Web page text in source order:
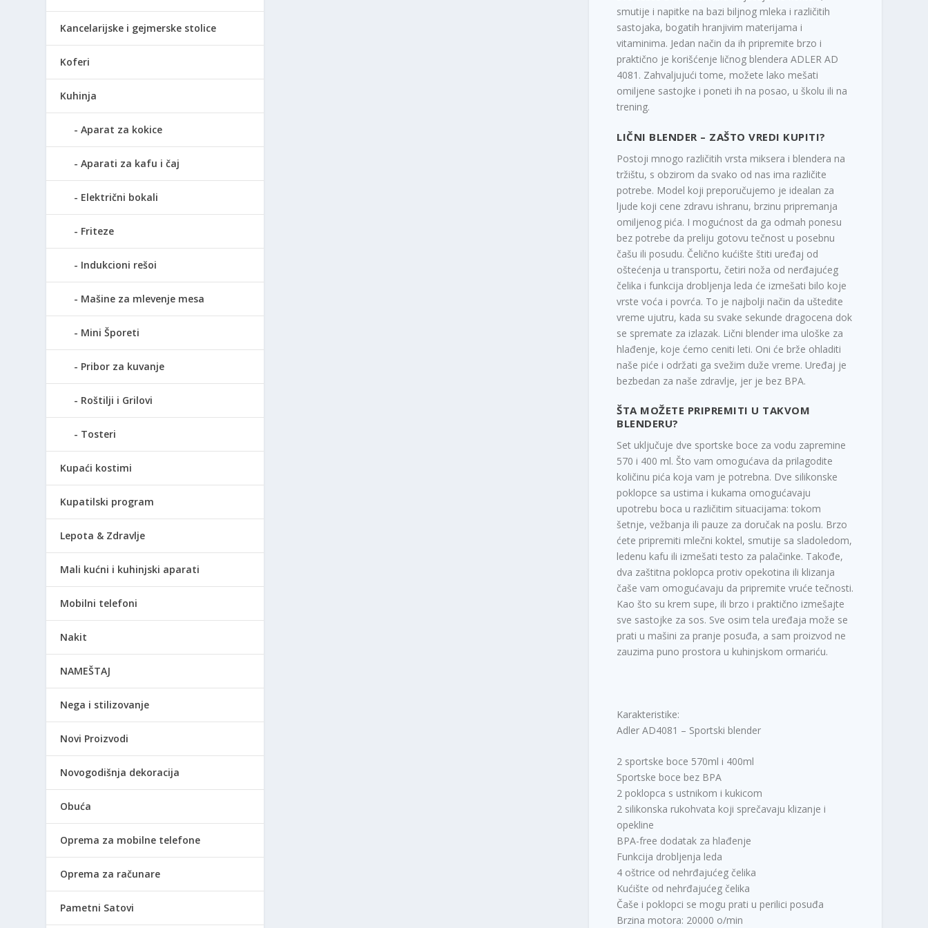
smutije i napitke na bazi biljnog mleka i različitih
sastojaka, bogatih hranjivim materijama i
vitaminima. Jedan način da ih pripremite brzo i
praktično je korišćenje ličnog blendera ADLER AD
4081. Zahvaljujući tome, možete lako mešati
omiljene sastojke i poneti ih na posao, u školu ili na
trening.
LIČNI BLENDER – ZAŠTO VREDI KUPITI?
Postoji mnogo različitih vrsta miksera i blendera na
tržištu, s obzirom da svako od nas ima različite
potrebe. Model koji preporučujemo je idealan za
ljude koji cene zdravu ishranu, brzinu pripremanja
omiljenog pića. I mogućnost da ga odmah ponesu
bez potrebe da preliju gotovu tečnost u posebnu
čašu ili posudu. Čelično kućište štiti uređaj od
oštećenja u transportu, četiri noža od nerđajućeg
čelika i funkcija drobljenja leda će izmešati bilo koje
vrste voća i povrća. To je najbolji način da uštedite
vreme ujutru, kada su svake sekunde dragocena dok
se spremate za izlazak. Lični blender ima uloške za
hlađenje, koje ćemo ceniti leti. Oni će brže ohladiti
naše piće i održati ga svežim duže vreme. Uređaj je
bezbedan za naše zdravlje, jer je bez BPA.
ŠTA MOŽETE PRIPREMITI U TAKVOM
BLENDERU?
Set uključuje dve sportske boce za vodu zapremine
570 i 400 ml. Što vam omogućava da prilagodite
količinu pića koja vam je potrebna. Dve silikonske
poklopce sa ustima i kukama omogućavaju
upotrebu boca u različitim situacijama: tokom
šetnje, vežbanja ili pauze za doručak na poslu. Brzo
ćete pripremiti mlečni koktel, smutije sa sladoledom,
ledenu kafu ili izmešati testo za palačinke. Takođe,
dva zaštitna poklopca protiv opekotina ili klizanja
čaše vam omogućavaju da pripremite vruće tečnosti.
Kao što su krem supe, ili brzo i praktično izmešajte
sve sastojke za sos. Sve osim tela uređaja može se
prati u mašini za pranje posuđa, a sam proizvod ne
zauzima puno prostora u kuhinjskom ormariću.
Karakteristike:
Adler AD4081 – Sportski blender
2 sportske boce 570ml i 400ml
Sportske boce bez BPA
2 poklopca s ustnikom i kukicom
2 silikonska rukohvata koji sprečavaju klizanje i
opekline
BPA-free dodatak za hlađenje
Funkcija drobljenja leda
4 oštrice od nehrđajućeg čelika
Kućište od nehrđajućeg čelika
Čaše i poklopci se mogu prati u perilici posuđa
Brzina motora: 20000 o/min
Kancelarijske i gejmerske stolice
Koferi
Kuhinja
Aparat za kokice
Aparati za kafu i čaj
Električni bokali
Friteze
Indukcioni rešoi
Mašine za mlevenje mesa
Mini Šporeti
Pribor za kuvanje
Roštilji i Grilovi
Tosteri
Kupaći kostimi
Kupatilski program
Lepota & Zdravlje
Mali kućni i kuhinjski aparati
Mobilni telefoni
Nakit
NAMEŠTAJ
Nega i stilizovanje
Novi Proizvodi
Novogodišnja dekoracija
Obuća
Oprema za mobilne telefone
Oprema za računare
Pametni Satovi